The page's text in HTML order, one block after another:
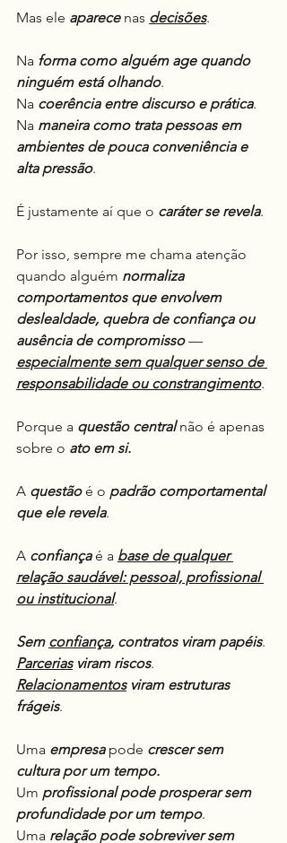
Mas ele aparece nas decisões.
Na forma como alguém age quando
ninguém está olhando.
Na coerência entre discurso e prática.
Na maneira como trata pessoas em
ambientes de pouca conveniência e
alta pressão.
É justamente aí que o caráter se revela.
Por isso, sempre me chama atenção
quando alguém normaliza
comportamentos que envolvem
deslealdade, quebra de confiança ou
ausência de compromisso —
especialmente sem qualquer senso de
responsabilidade ou constrangimento.
Porque a questão central não é apenas
sobre o ato em si.
A questão é o padrão comportamental
que ele revela.
A confiança é a base de qualquer
relação saudável: pessoal, profissional
ou institucional.
Sem confiança, contratos viram papéis.
Parcerias viram riscos.
Relacionamentos viram estruturas
frágeis.
Uma empresa pode crescer sem
cultura por um tempo.
Um profissional pode prosperar sem
profundidade por um tempo.
Uma relação pode sobreviver sem